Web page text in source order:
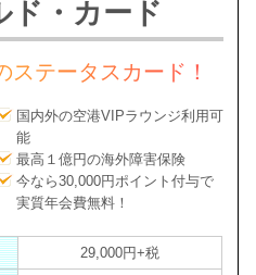
ド・カード
テータスカード！
国内外の空港VIPラウンジ利用可
能
最高１億円の海外障害保険
今なら30,000円ポイント付与で
実質年会費無料！
29,000円+税